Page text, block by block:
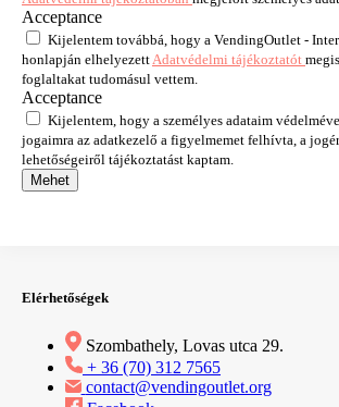
Acceptance
Kijelentem továbbá, hogy a VendingOutlet -
honlapján elhelyezett Adatvédelmi tájékoztatót
foglaltakat tudomásul vettem.
Acceptance
Kijelentem, hogy a személyes adataim
jogaimra az adatkezelő a figyelmemet felhívta, a
lehetőségeiről tájékoztatást kaptam.
Mehet
Elérhetőségek
Szombathely, Lovas utca 29.
+ 36 (70) 312 7565
contact@vendingoutlet.org